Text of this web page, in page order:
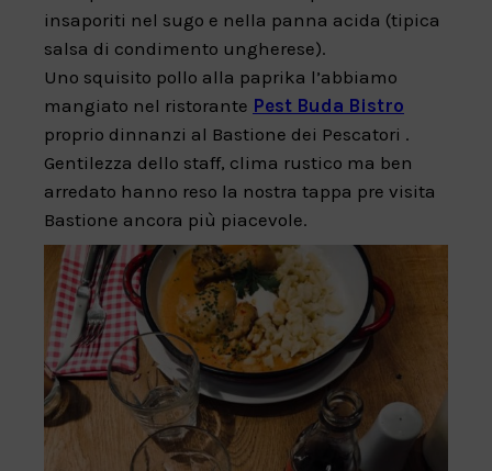
insaporiti nel sugo e nella panna acida (tipica
salsa di condimento ungherese).
Uno squisito pollo alla paprika l’abbiamo
mangiato nel ristorante Pest Buda Bistro
proprio dinnanzi al Bastione dei Pescatori .
Gentilezza dello staff, clima rustico ma ben
arredato hanno reso la nostra tappa pre visita
Bastione ancora più piacevole.